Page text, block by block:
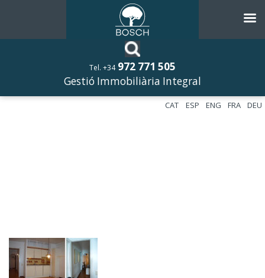
Tel. +34 972 771 505
Gestió Immobiliària Integral
DEU
FRA
ENG
ESP
CAT